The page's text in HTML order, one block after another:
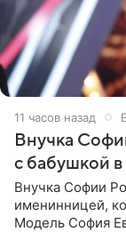
11 часов назад
Внучка
с бабушкой в
Внучка Софии
именинницей,
Модель София